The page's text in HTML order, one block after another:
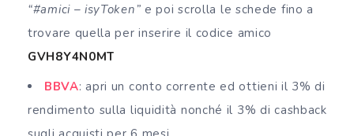
“#amici – isyToken” e poi scrolla le schede fino a
trovare quella per inserire il codice amico
GVH8Y4N0MT
BBVA: apri un conto corrente ed ottieni il 3% di
rendimento sulla liquidità nonché il 3% di cashback